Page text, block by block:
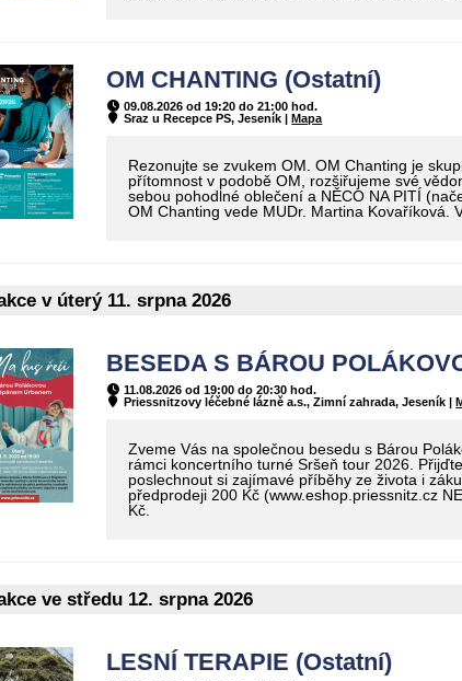
OM CHANTING (Ostatní)
09.08.2026 od 19:20 do 21:00 hod.
Sraz u Recepce PS, Jeseník |Mapa
Rezonujte se zvukem OM. OM Chanting je
přítomnost v podobě OM, rozšiřujeme své
sebou pohodlné oblečení a NĚCO NA PITÍ
OM Chanting vede MUDr. Martina Kovaříková.
v úterý 11. srpna 2026
BESEDA S BÁROU
11.08.2026 od 19:00 do 20:30 hod.
Priessnitzovy léčebné lázně a.s., Zimní zahrada, Jeseník |
Zveme Vás na společnou besedu s Bárou
rámci koncertního turné Sršeň tour 2026.
poslechnout si zajímavé příběhy ze života i
předprodeji 200 Kč (www.eshop.priessnitz.cz
Kč.
ve středu 12. srpna 2026
LESNÍ TERAPIE (Ostatní)